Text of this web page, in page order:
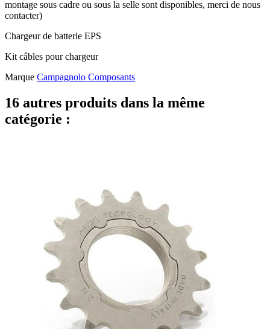
montage sous cadre ou sous la selle sont disponibles, merci de nous
contacter)
Chargeur de batterie EPS
Kit câbles pour chargeur
Marque Campagnolo Composants
16 autres produits dans la même
catégorie :